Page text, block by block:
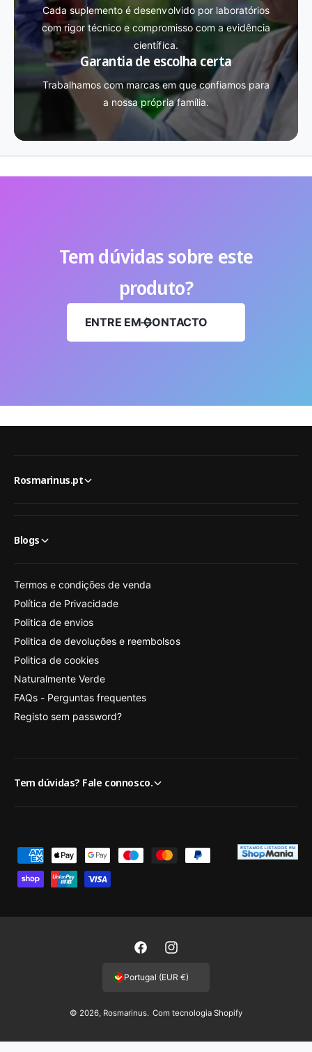
Cada suplemento é desenvolvido por laboratórios
com rigor técnico e compromisso com a evidência
científica.
Garantia de escolha certa
Trabalhamos com marcas em que confiamos para
a nossa própria família.
Tem dúvidas sobre este
produto?
ENTRE EM CONTACTO
Rosmarinus.pt
Blogs
Termos e condições de venda
Política de Privacidade
Politica de envios
Politica de devoluções e reembolsos
Politica de cookies
Naturalmente Verde
FAQs - Perguntas frequentes
Registo sem password?
Tem dúvidas? Fale connosco.
é
a
© 2026, Rosmarinus. Com tecnologia Shopify
F
a
e
I
n
t
Portugal (EUR €)